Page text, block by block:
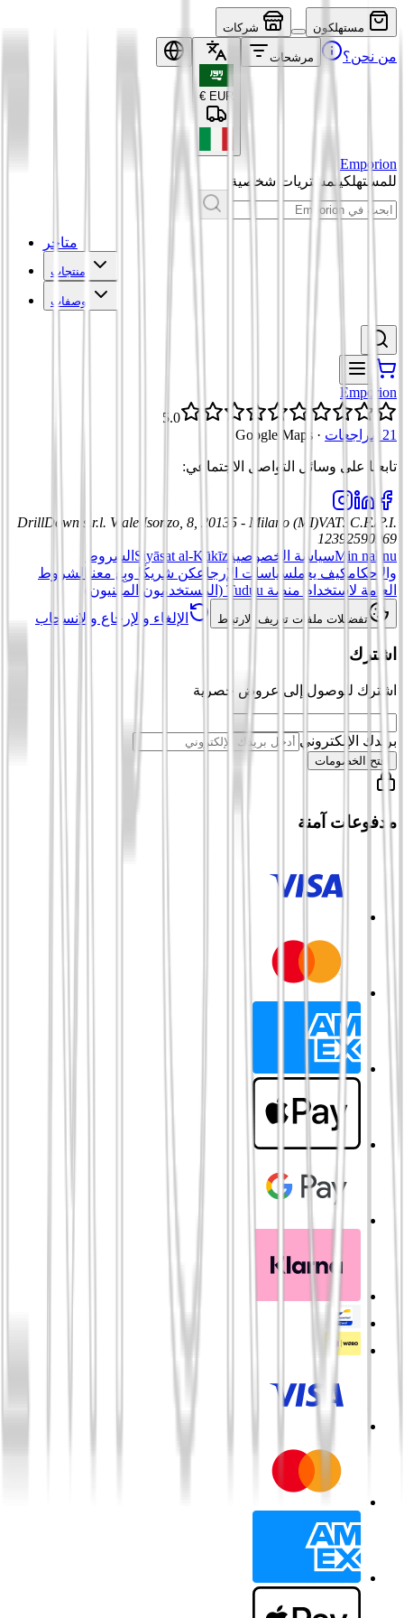
مستهلكون شركات
من نحن؟ مرشحات
EUR
€
Emporion
للمستهلكينمشتريات شخصية
متاجر
منتجات
وصفات
Emporion
5.0
21 مراجعات
·
Google Maps
تابعنا على وسائل التواصل الاجتماعي:
DrillDown s.r.l. Viale Isonzo, 8, 20135 - Milano (MI)VAT: C.F./P.I.
12392590969
Min nahnuسياسة الخصوصية Siyāsat al-Kūkīz الشروط
والأحكامكيف يعملسياسات الإرجاعكن شريكًا وبِع معنا
الشروط
العامة لاستخدام منصة Tuduu (المستخدمون المهنيون)
تفضيلات ملفات تعريف الارتباط الإلغاء والإرجاع والانسحاب
اشترك
اشترك للوصول إلى عروض حصرية
بريدك الإلكتروني
افتح الخصومات
مدفوعات آمنة